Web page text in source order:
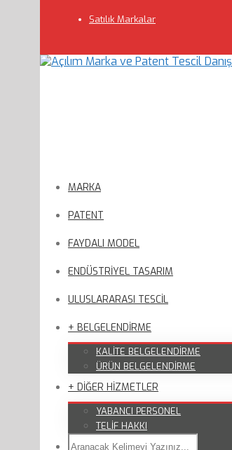
Satılık Markalar
MARKA
PATENT
FAYDALI MODEL
ENDÜSTRİYEL TASARIM
ULUSLARARASI TESCİL
+ BELGELENDİRME
KALİTE BELGELENDİRME
ÜRÜN BELGELENDİRME
+ DİĞER HİZMETLER
YABANCI PERSONEL
TELİF HAKKI